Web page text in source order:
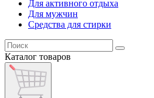
Для активного отдыха
Для мужчин
Средства для стирки
Каталог товаров